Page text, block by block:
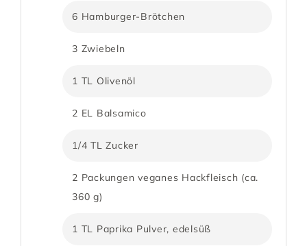
6 Hamburger-Brötchen
3 Zwiebeln
1 TL Olivenöl
2 EL Balsamico
1/4 TL Zucker
2 Packungen veganes Hackfleisch (ca.
360 g)
1 TL Paprika Pulver, edelsüß